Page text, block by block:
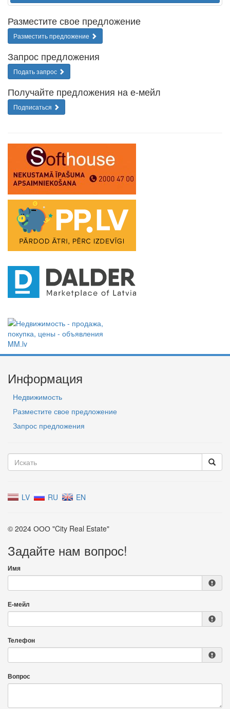
Разместите свое предложение
Разместить предложение
Запрос предложения
Подать запрос
Получайте предложения на е-мейл
Подписаться
Информация
Недвижимость
Разместите свое предложение
Запрос предложения
LV RU EN
© 2024 ООО "City Real Estate"
Задайте нам вопрос!
Имя
Е-мейл
Телефон
Вопрос